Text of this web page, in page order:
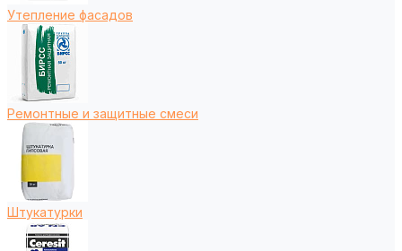
Утепление фасадов
Ремонтные и защитные смеси
Штукатурки